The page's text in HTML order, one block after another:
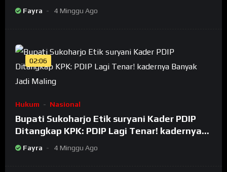
Fayra 4 Minggu Ago
02:06
Hukum Nasional
Bupati Sukoharjo Etik suryani Kader PDIP
Ditangkap KPK: PDIP Lagi Tenar! kadernya
Banyak Jadi Maling
Fayra 4 Minggu Ago